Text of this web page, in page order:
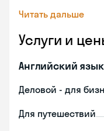
Читать дальше
Услуги и
Английский язык
Деловой - для
Для путешествий